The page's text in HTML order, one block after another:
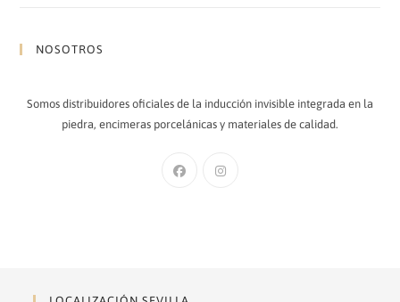
NOSOTROS
Somos distribuidores oficiales de la inducción invisible integrada en la
piedra, encimeras porcelánicas y materiales de calidad.